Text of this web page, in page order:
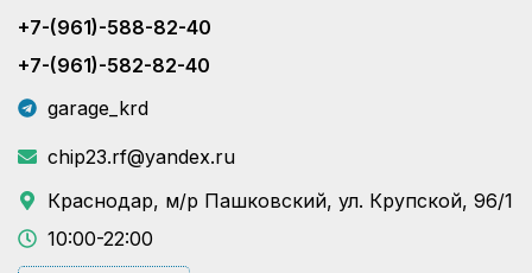
+7-(961)-588-82-40
+7-(961)-582-82-40
garage_krd
chip23.rf@yandex.ru
Краснодар, м/р Пашковский, ул. Крупской, 96/1
10:00-22:00